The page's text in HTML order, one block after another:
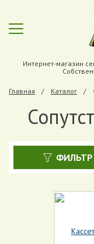
Интернет-магазин
Главная Каталог
ФИЛЬТР